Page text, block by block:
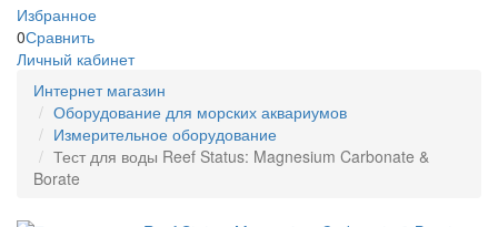
Избранное
0Сравнить
Личный кабинет
Интернет магазин
Оборудование для морских аквариумов
Измерительное оборудование
Тест для воды Reef Status: Magnesium Carbonate &
Borate